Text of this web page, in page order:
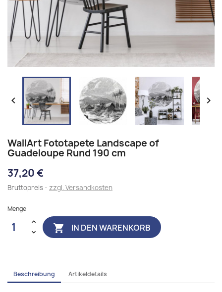
 
WallArt Fototapete Landscape of
Guadeloupe Rund 190 cm
37,20 €
Bruttopreis zzgl. Versandkosten
Menge
 IN DEN WARENKORB
Beschreibung Artikeldetails